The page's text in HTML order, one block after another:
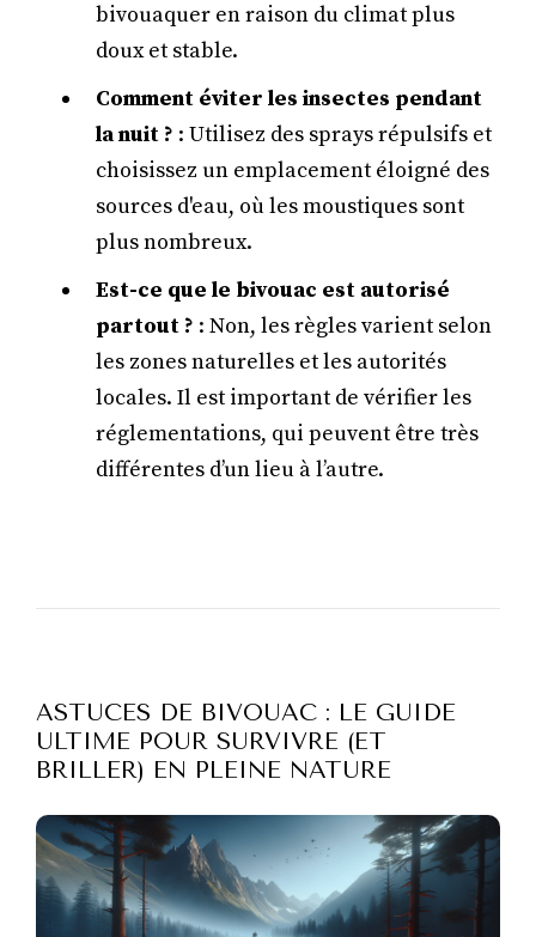
bivouaquer en raison du climat plus
doux et stable.
Comment éviter les insectes pendant
la nuit ? : Utilisez des sprays répulsifs et
choisissez un emplacement éloigné des
sources d'eau, où les moustiques sont
plus nombreux.
Est-ce que le bivouac est autorisé
partout ? : Non, les règles varient selon
les zones naturelles et les autorités
locales. Il est important de vérifier les
réglementations, qui peuvent être très
différentes d’un lieu à l’autre.
ASTUCES DE BIVOUAC : LE GUIDE
ULTIME POUR SURVIVRE (ET
BRILLER) EN PLEINE NATURE